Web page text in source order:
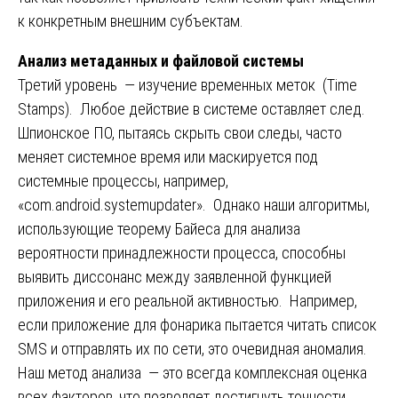
к конкретным внешним субъектам.
Анализ метаданных и файловой системы
Третий уровень — изучение временных меток (Time
Stamps). Любое действие в системе оставляет след.
Шпионское ПО, пытаясь скрыть свои следы, часто
меняет системное время или маскируется под
системные процессы, например,
«com.android.systemupdater». Однако наши алгоритмы,
использующие теорему Байеса для анализа
вероятности принадлежности процесса, способны
выявить диссонанс между заявленной функцией
приложения и его реальной активностью. Например,
если приложение для фонарика пытается читать список
SMS и отправлять их по сети, это очевидная аномалия.
Наш метод анализа — это всегда комплексная оценка